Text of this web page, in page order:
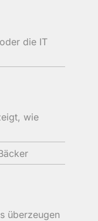
die IT
wie
überzeugen